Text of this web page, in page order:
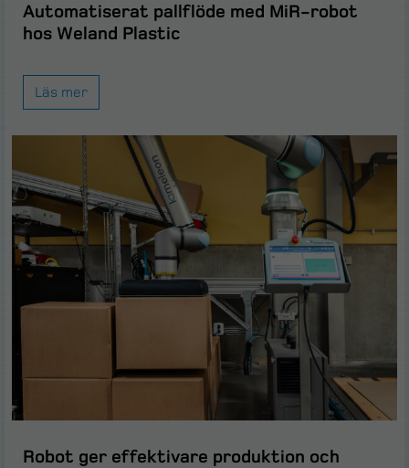
Automatiserat pallflöde med MiR-robot
hos Weland Plastic
Läs mer
Robot ger effektivare produktion och